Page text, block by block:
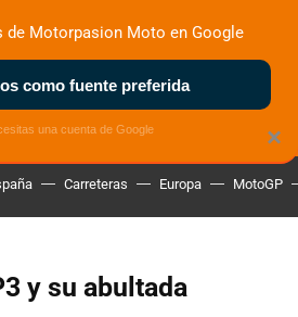
DEPORTIVAS MOTOS ELÉCTRICAS
Carreteras Europa MotoGP
y su abultada
×
de Motorpasion Moto en Google
como fuente preferida
una cuenta de Google